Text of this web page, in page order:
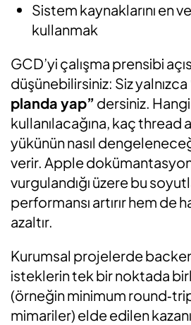
Sistem kaynaklarını en
kullanmak
GCD’yi çalışma prensibi
düşünebilirsiniz: Siz yalnızca
planda yap” dersiniz.
kullanılacağına, kaç thread
yükünün nasıl
verir. Apple
vurgulandığı üzere bu
performansı artırır hem de
azaltır.
Kurumsal projelerde
isteklerin tek bir noktada
(örneğin minimum
mimariler) elde edilen